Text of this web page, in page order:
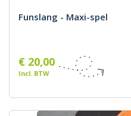
Funslang - Maxi-spel
€ 20,00
Incl. BTW